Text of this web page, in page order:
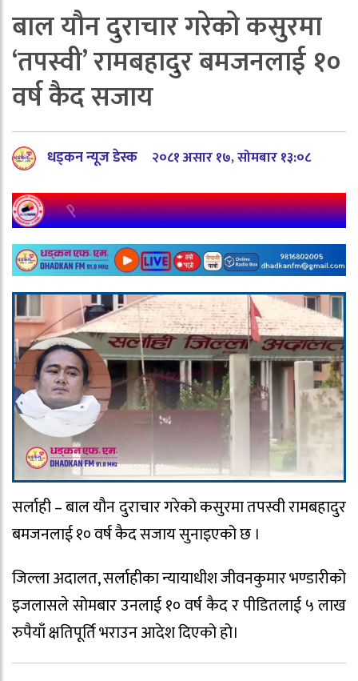
बाल यौन दुराचार गरेको कसुरमा
‘तपस्वी’ रामबहादुर बमजनलाई १०
वर्ष कैद सजाय
धड्कन न्यूज डेस्क २०८१ असार १७, सोमबार १३:०८
सर्लाही – बाल यौन दुराचार गरेको कसुरमा तपस्वी रामबहादुर
बमजनलाई १० वर्ष कैद सजाय सुनाइएको छ ।
जिल्ला अदालत, सर्लाहीका न्यायाधीश जीवनकुमार भण्डारीको
इजलासले सोमबार उनलाई १० वर्ष कैद र पीडितलाई ५ लाख
रुपैयाँ क्षतिपूर्ति भराउन आदेश दिएको हो।